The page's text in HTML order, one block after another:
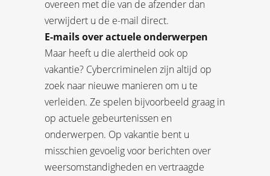
overeen met die van de afzender dan
verwijdert u de e-mail direct.
E-mails over actuele onderwerpen
Maar heeft u die alertheid ook op
vakantie? Cybercriminelen zijn altijd op
zoek naar nieuwe manieren om u te
verleiden. Ze spelen bijvoorbeeld graag in
op actuele gebeurtenissen en
onderwerpen. Op vakantie bent u
misschien gevoelig voor berichten over
weersomstandigheden en vertraagde